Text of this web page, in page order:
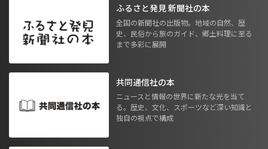
ふるさと発見 新聞社の本
全国の新聞社の出版物。地域の自然、歴
史、民俗から旅のガイド、郷土料理に至る
まで多彩に展開
共同通信社の本
ニュースと情報の世界に新たな光を当て
る。歴史、文化、スポーツなど深い知識と
独自の視点で構成